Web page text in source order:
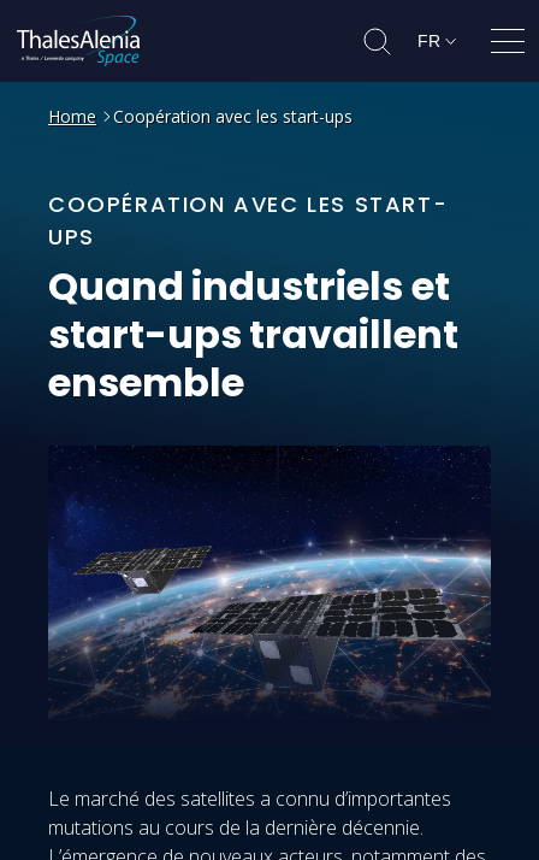
FR
Home Coopération avec les start-ups
COOPÉRATION AVEC LES START-
UPS
Quand industrielset
start-upstravaillent
ensemble
Le marché des satellites a connu d’importantes
mutations au cours de la dernière décennie.